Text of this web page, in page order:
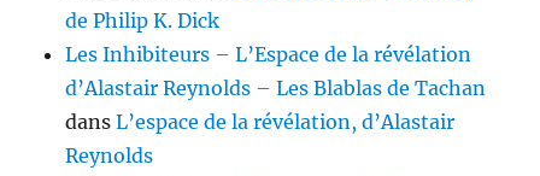
de Philip K. Dick
Les Inhibiteurs – L’Espace de la révélation
d’Alastair Reynolds – Les Blablas de Tachan
dansL’espace de la révélation, d’Alastair
Reynolds